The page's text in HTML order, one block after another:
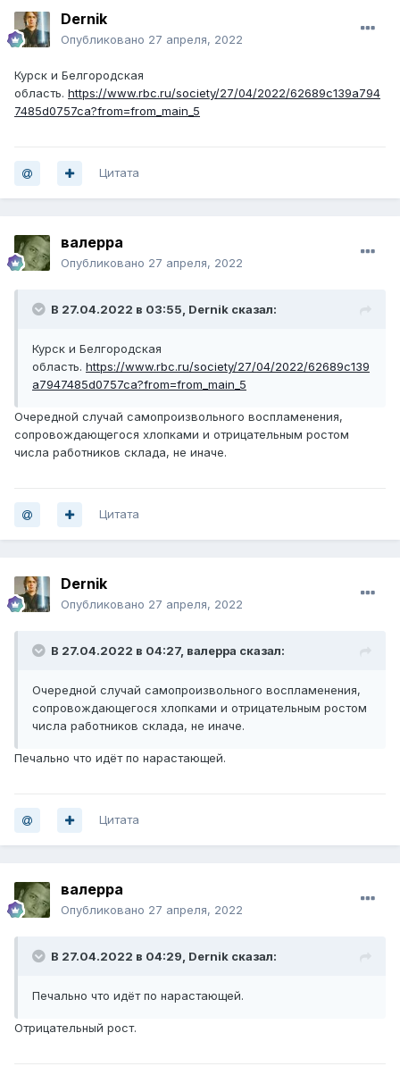
Dernik
Опубликовано 27 апреля, 2022
Курск и Белгородская
область. https://www.rbc.ru/society/27/04/2022/62689c139a794
7485d0757ca?from=from_main_5
Цитата
валерра
Опубликовано 27 апреля, 2022
В 27.04.2022 в 03:55, Dernik сказал:
Курск и Белгородская
область. https://www.rbc.ru/society/27/04/2022/62689c139
a7947485d0757ca?from=from_main_5
Очередной случай самопроизвольного воспламенения,
сопровождающегося хлопками и отрицательным ростом
числа работников склада, не иначе.
Цитата
Dernik
Опубликовано 27 апреля, 2022
В 27.04.2022 в 04:27, валерра сказал:
Очередной случай самопроизвольного воспламенения,
сопровождающегося хлопками и отрицательным ростом
числа работников склада, не иначе.
Печально что идёт по нарастающей.
Цитата
валерра
Опубликовано 27 апреля, 2022
В 27.04.2022 в 04:29, Dernik сказал:
Печально что идёт по нарастающей.
Отрицательный рост.